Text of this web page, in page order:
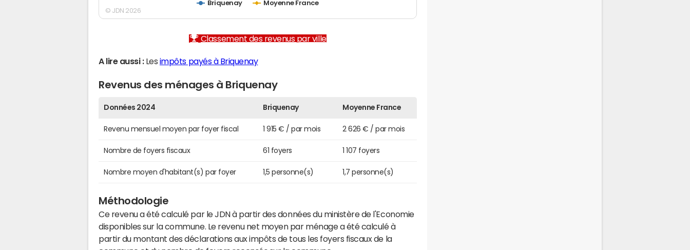
Briquenay Moyenne France
© JDN 2026
Classement des revenus par ville
A lire aussi :Les impôts payés à Briquenay
Revenus des ménages à Briquenay
Données 2024 Briquenay Moyenne France
Revenu mensuel moyen par foyer fiscal 1 915 € / par mois 2 626 € / par mois
Nombre de foyers fiscaux 61 foyers 1 107 foyers
Nombre moyen d'habitant(s) par foyer 1,5 personne(s) 1,7 personne(s)
Méthodologie
Ce revenu a été calculé par le JDN à partir des données du ministère de l'Economie
disponibles sur la commune. Le revenu net moyen par ménage a été calculé à
partir du montant des déclarations aux impôts de tous les foyers fiscaux de la